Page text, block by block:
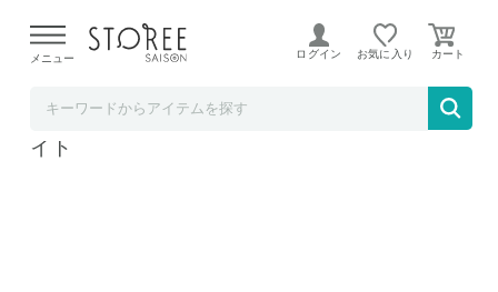
よる配送遅延が発生しております。
メニュー ログイン お気に入り
tower マグネットまな板スタンド タワー ホワ
イト